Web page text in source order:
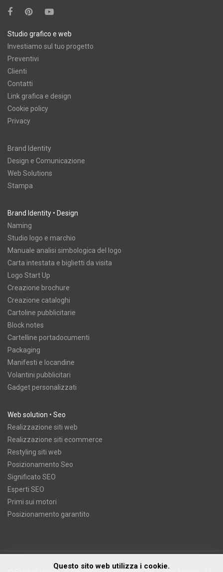
Studio grafico e web
Investiamo sul tuo progetto
Preventivi
Clienti
Contatti
Link grafica e design
Cookie policy
Privacy
Brand Identity
Design e Comunicazione
Web Solutions
Stampa
Brand Identity • Design
Naming
Studio logo e marchio
Manuale analisi simbologica del logo
Carta intestata e biglietti da visita
Logo Start Up
Creazione brochure
Creazione cataloghi
Cartoline pubblicitarie
Block notes
Cartelline portadocumenti
Packaging
Manifesti e locandine
Volantini pubblicitari
Gadget personalizzati
Web solution • Seo
Realizzazione siti web
Realizzazione siti ecommerce
Restyling siti web
Posizionamento Seo
Significato SEO
Esperti SEO
Primi sui motori
Posizionamento garantito
Questo sito web utilizza i cookie.